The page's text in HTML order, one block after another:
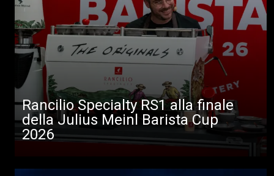
Rancilio Specialty RS1 alla finale
della Julius Meinl Barista Cup
2026